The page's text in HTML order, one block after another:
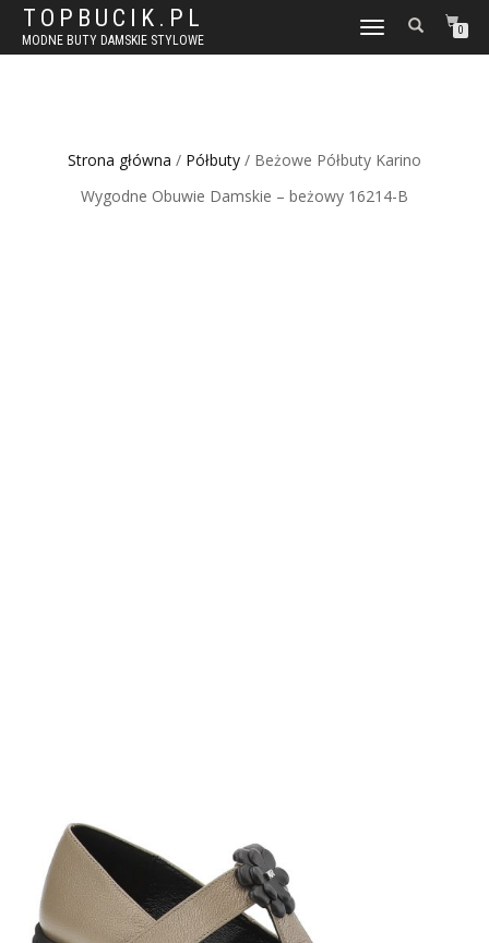
TOPBUCIK.PL
MODNE BUTY DAMSKIE STYLOWE
WŁĄCZ
NAWIGACJĘ
0
Strona główna / Półbuty / Beżowe Półbuty Karino
Wygodne Obuwie Damskie – beżowy 16214-B